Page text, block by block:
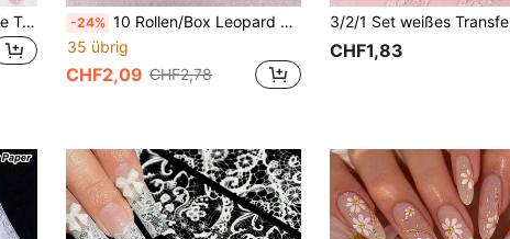
10 Stück Marmor Nagel Folie Transfer Aufkleber Dekal Nail Art Folien Designer Marmor Nagel Dekoration Slider Wraps Maniküre Design Nägel Nagel Zubehör Nagel Aufkleber -24% 10 Rollen/Box Leopard Muster Nagelkunst Transfer Folie Aufkleber, DIY Nagel Zubehör Nägel Nagel Zubehör
35 übrig
CHF2,09 CHF2,78
CHF1,83